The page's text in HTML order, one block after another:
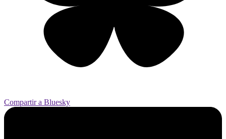
Compartir a Bluesky